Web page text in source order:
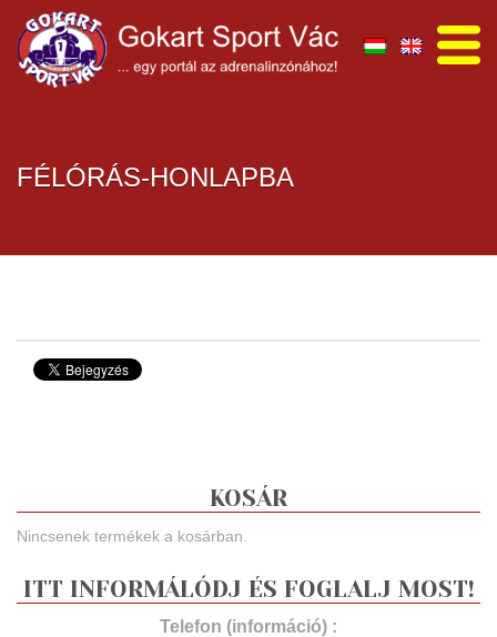
FÉLÓRÁS-HONLAPBA
KOSÁR
Nincsenek termékek a kosárban.
ITT INFORMÁLÓDJ ÉS FOGLALJ MOST!
Telefon (információ) :